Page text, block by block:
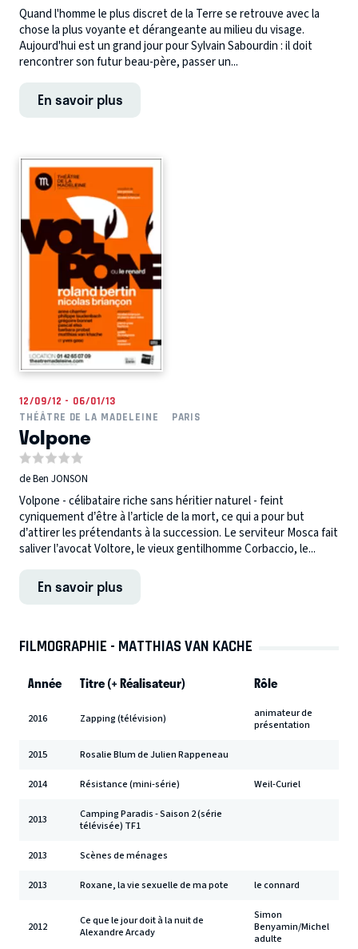
Quand l'homme le plus discret de la Terre se retrouve avec la
chose la plus voyante et dérangeante au milieu du visage.
Aujourd'hui est un grand jour pour Sylvain Sabourdin : il doit
rencontrer son futur beau-père, passer un...
En savoir plus
12/09/12 - 06/01/13
THÉÂTRE DE LA MADELEINE
PARIS
Volpone
de Ben JONSON
Volpone - célibataire riche sans héritier naturel - feint
cyniquement d’être à l’article de la mort, ce qui a pour but
d’attirer les prétendants à la succession. Le serviteur Mosca fait
saliver l’avocat Voltore, le vieux gentilhomme Corbaccio, le...
En savoir plus
FILMOGRAPHIE - MATTHIAS VAN KACHE
Année Titre (+ Réalisateur) Rôle
2016 Zapping (télévision)
animateur de
présentation
2015 Rosalie Blum de Julien Rappeneau
2014 Résistance (mini-série) Weil-Curiel
2013
Camping Paradis - Saison 2 (série
télévisée) TF1
2013 Scènes de ménages
2013 Roxane, la vie sexuelle de ma pote le connard
2012
Ce que le jour doit à la nuit de
Alexandre Arcady
Simon
Benyamin/Michel
adulte